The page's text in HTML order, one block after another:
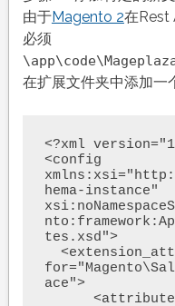
由于Magento 2在Rest
必须
在扩展文件夹中添加一
<?xml
<config
hema-instance"
tes.xsd">
ace">